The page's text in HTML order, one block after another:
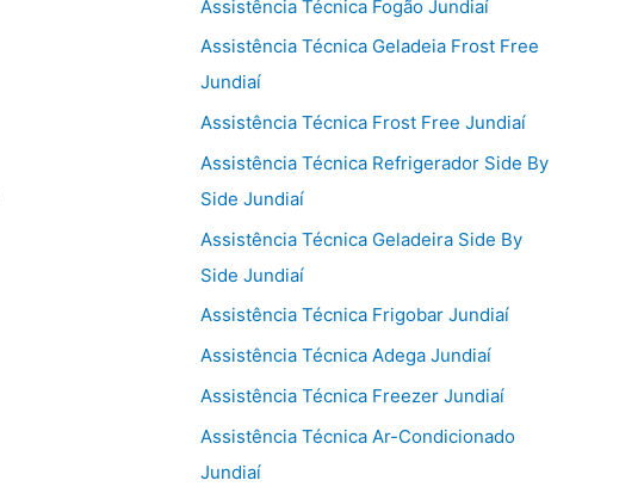
Assistência Técnica Fogão Jundiaí
Assistência Técnica Geladeia Frost Free
Jundiaí
Assistência Técnica Frost Free Jundiaí
Assistência Técnica Refrigerador Side By
Side Jundiaí
Assistência Técnica Geladeira Side By
Side Jundiaí
Assistência Técnica Frigobar Jundiaí
Assistência Técnica Adega Jundiaí
Assistência Técnica Freezer Jundiaí
Assistência Técnica Ar-Condicionado
Jundiaí